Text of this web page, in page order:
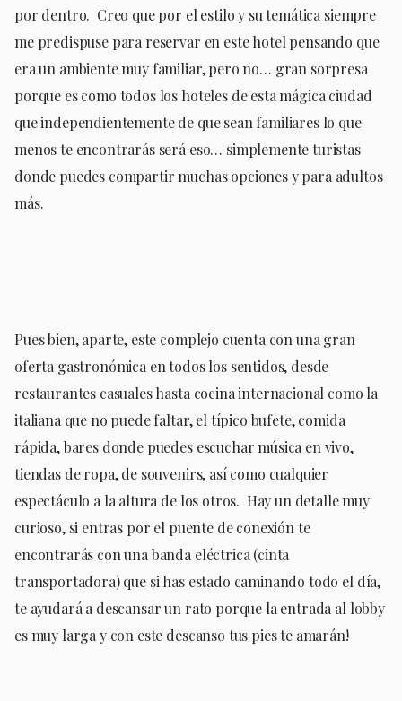
por dentro. Creo que por el estilo y su temática siempre
me predispuse para reservar en este hotel pensando que
era un ambiente muy familiar, pero no… gran sorpresa
porque es como todos los hoteles de esta mágica ciudad
que independientemente de que sean familiares lo que
menos te encontrarás será eso… simplemente turistas
donde puedes compartir muchas opciones y para adultos
más.
Pues bien, aparte, este complejo cuenta con una gran
oferta gastronómica en todos los sentidos, desde
restaurantes casuales hasta cocina internacional como la
italiana que no puede faltar, el típico bufete, comida
rápida, bares donde puedes escuchar música en vivo,
tiendas de ropa, de souvenirs, así como cualquier
espectáculo a la altura de los otros. Hay un detalle muy
curioso, si entras por el puente de conexión te
encontrarás con una banda eléctrica (cinta
transportadora) que si has estado caminando todo el día,
te ayudará a descansar un rato porque la entrada al lobby
es muy larga y con este descanso tus pies te amarán!